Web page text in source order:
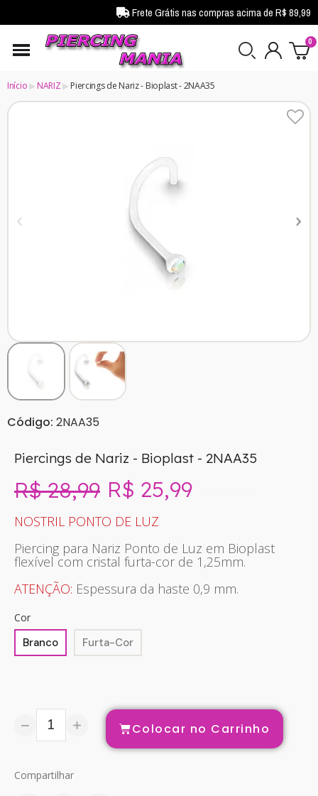
Frete Grátis nas compras acima de R$ 89,99
Início NARIZ Piercings de Nariz - Bioplast - 2NAA35
Código: 2NAA35
Piercings de Nariz - Bioplast - 2NAA35
R$ 28,99 R$ 25,99
NOSTRIL PONTO DE LUZ
Piercing para Nariz Ponto de Luz em Bioplast
flexível com cristal furta-cor de 1,25mm.
ATENÇÃO: Espessura da haste 0,9 mm.
Cor
Branco Furta-Cor
Colocar no Carrinho
Compartilhar